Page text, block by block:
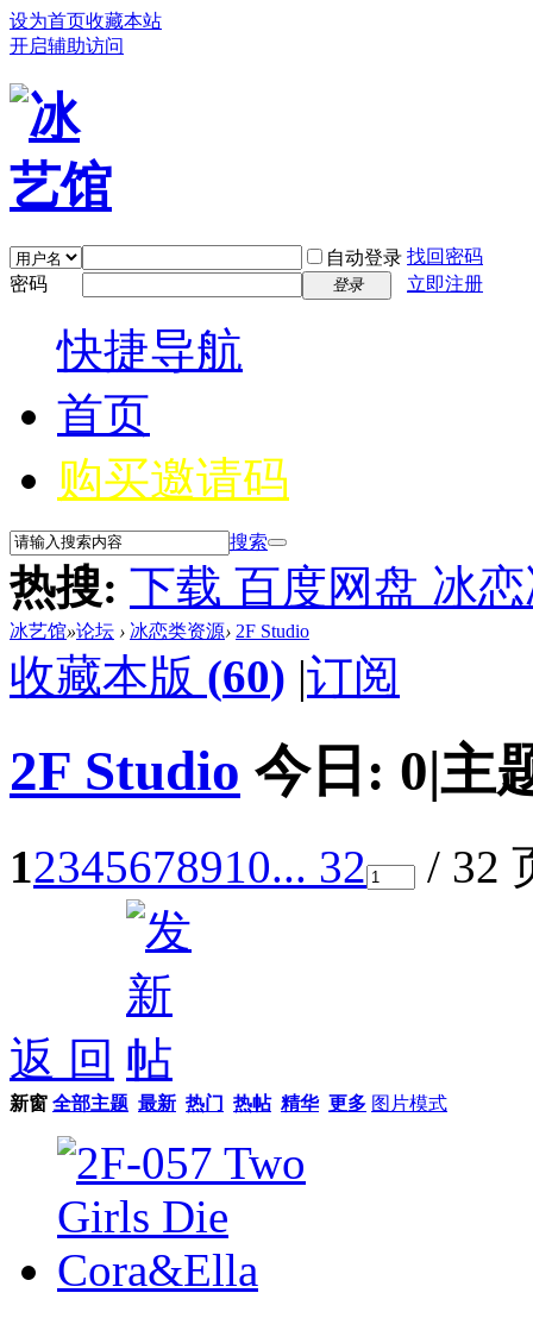
设为首页收藏本站
开启辅助访问
自动登录 找回密码
密码
登录 立即注册
快捷导航
首页
购买邀请码
搜索
热搜: 下载 百度网盘 冰
冰艺馆»论坛 › 冰恋类资源› 2F Studio
收藏本版 (60) |订阅
2F Studio 今日: 0|主
12345678910... 32 / 32
返 回
新窗 全部主题 最新 热门 热帖 精华 更多 图片模式